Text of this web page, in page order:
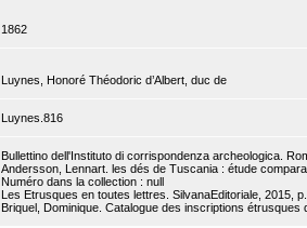
1862
Luynes, Honoré Théodoric d’Albert, duc de
Luynes.816
Bullettino dell'Instituto di corrispondenza archeologica.
Andersson, Lennart. les dés de Tuscania : étude
Numéro dans la collection : null
Les Etrusques en toutes lettres. SilvanaEditoriale, 2015,
Briquel, Dominique. Catalogue des inscriptions